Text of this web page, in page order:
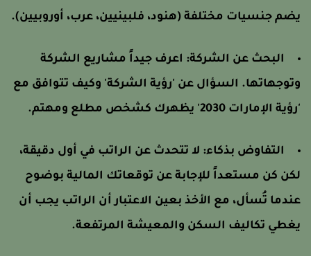
جنسيات مختلفة (هنود، فلبينيين، عرب، أوروبيين).
البحث عن الشركة: اعرف جيداً مشاريع الشركة
السؤال عن 'رؤية الشركة' وكيف تتوافق مع
الإمارات 2030' يظهرك كشخص مطلع ومهتم.
التفاوض بذكاء: لا تتحدث عن الراتب في أول دقيقة،
كن مستعداً للإجابة عن توقعاتك المالية بوضوح
تُسأل، مع الأخذ بعين الاعتبار أن الراتب يجب أن
تكاليف السكن والمعيشة المرتفعة.